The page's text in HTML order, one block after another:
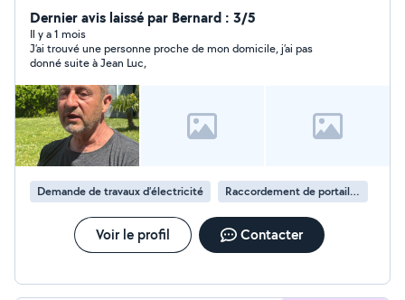
travaux de plomberie. Service rapide, soigné et
polyvalent.
Dernier avis laissé par Bernard : 3/5
Il y a 1 mois
J’ai trouvé une personne proche de mon domicile, j’ai pas
donné suite à Jean Luc,
Demande de travaux d’électricité Raccordement de portail électrique
Voir le profil Contacter